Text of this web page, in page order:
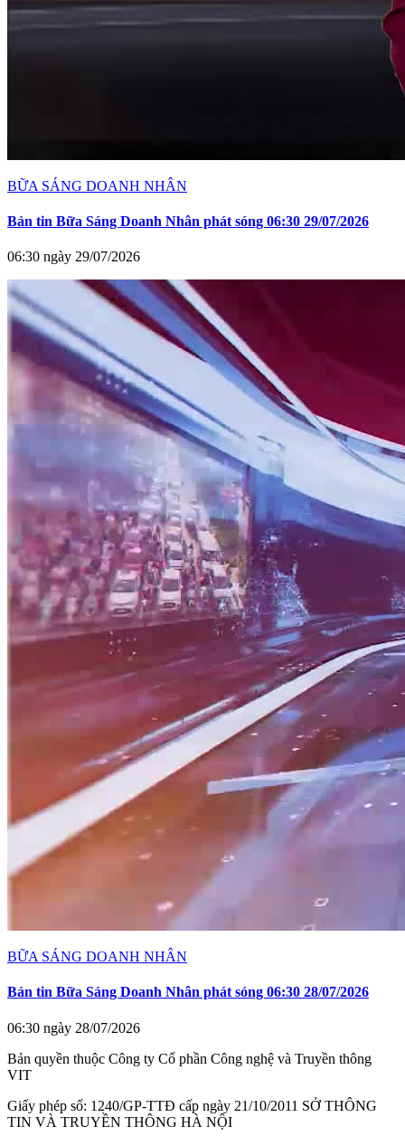
BỮA SÁNG DOANH NHÂN
Bản tin Bữa Sáng Doanh Nhân phát sóng 06:30 29/07/2026
06:30 ngày 29/07/2026
BỮA SÁNG DOANH NHÂN
Bản tin Bữa Sáng Doanh Nhân phát sóng 06:30 28/07/2026
06:30 ngày 28/07/2026
Bản quyền thuộc Công ty Cổ phần Công nghệ và Truyền thông
VIT
Giấy phép số: 1240/GP-TTĐ cấp ngày 21/10/2011 SỞ THÔNG
TIN VÀ TRUYỀN THÔNG HÀ NỘI